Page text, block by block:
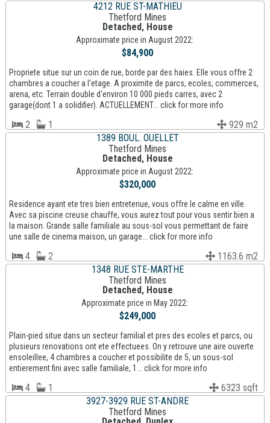
4212 RUE ST-MATHIEU
Thetford Mines
Detached, House
Approximate price in August 2022:
$84,900
Propriete situe sur un coin de rue, borde par des haies. Elle vous offre 2
chambres a coucher a l'etage. A proximite de parcs, ecoles, commerces,
arena, etc. Terrain double d'environ 10 000 pieds carres, avec 2
garage(dont 1 a solidifier). ACTUELLEMENT... click for more info
2 1
929 m2
1389 BOUL. OUELLET
Thetford Mines
Detached, House
Approximate price in August 2022:
$320,000
Residence ayant ete tres bien entretenue, vous offre le calme en ville.
Avec sa piscine creuse chauffe, vous aurez tout pour vous sentir bien a
la maison. Grande salle familiale au sous-sol vous permettant de faire
une salle de cinema maison, un garage... click for more info
4 2
1163.6 m2
1348 RUE STE-MARTHE
Thetford Mines
Detached, House
Approximate price in May 2022:
$249,000
Plain-pied situe dans un secteur familial et pres des ecoles et parcs, ou
plusieurs renovations ont ete effectuees. On y retrouve une aire ouverte
ensoleillee, 4 chambres a coucher et possibilite de 5, un sous-sol
entierement fini avec salle familiale, 1... click for more info
4 1
6323 sqft
3927-3929 RUE ST-ANDRE
Thetford Mines